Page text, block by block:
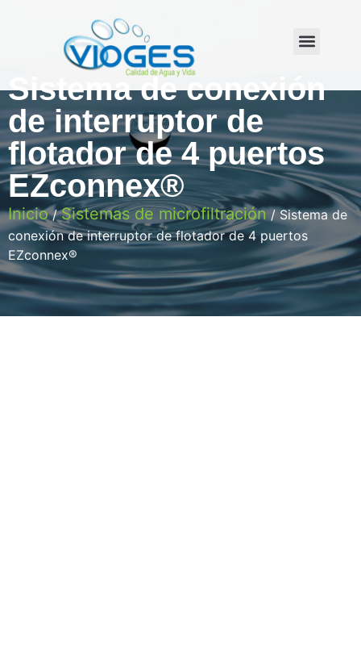
Sistema de conexión
de interruptor de
flotador de 4 puertos
EZconnex®
Inicio/Sistemas de microfiltración / Sistema de
conexión de interruptor de flotador de 4 puertos
EZconnex®